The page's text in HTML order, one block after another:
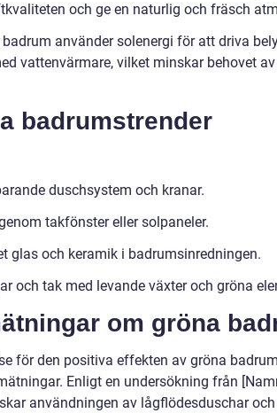
och ge en naturlig och fräsch
använder solenergi för att driva
vattenvärmare, vilket minskar behovet
badrumstrender
duschsystem och kranar.
takfönster eller solpaneler.
glas och keramik i badrumsinredningen.
och tak med levande växter och gröna
om gröna
för den positiva effekten av gröna
Enligt en undersökning från
användningen av lågflödesduschar och